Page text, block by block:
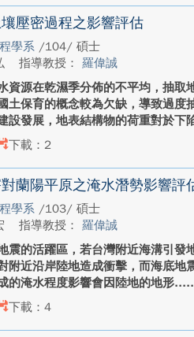
壓密過程之影響評估
學系 /104/ 碩士
指導教授：羅偉誠
資源在乾濕季分佈的不平均，抽取
土保育的概念較為欠缺，導致過度
設發展，地表結構物的荷重對於下
下載：2
蘭陽平原之淹水潛勢影響評
學系 /103/ 碩士
指導教授：羅偉誠
震的活躍區，若台灣附近海溝引
附近沿岸陸地造成衝擊，而海底地
的淹水程度影響會因陸地的地形...
下載：4